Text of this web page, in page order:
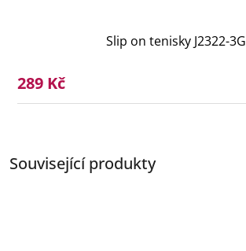
Související produkty
Slip on tenisky J2322-3G
289 Kč